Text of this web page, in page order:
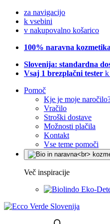
za navigacijo
k vsebini
v nakupovalno košarico
100% naravna kozmetika
Slovenija: standardna
Vsaj 1 brezplačni tester k
Pomoč
Kje je moje
Vračilo
Stroški dostave
Možnosti plačila
Kontakt
Vse teme pomoči
Več inspiracije
Eko-